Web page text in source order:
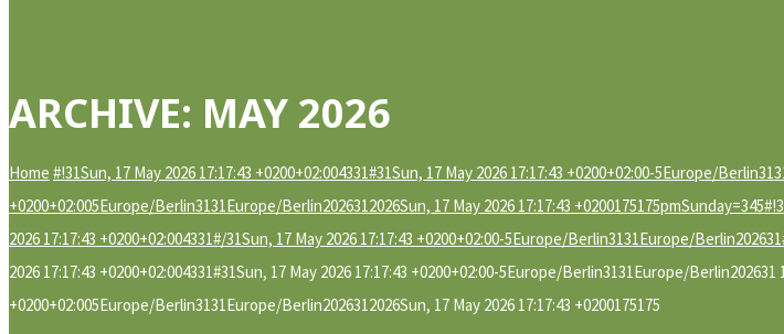
ARCHIVE: MAY 2026
Home #!31Sun, 17 May 2026 17:17:43 +0200+02:004331#31Sun, 17 May 2026 17:17:43 +0200+02:00-5Europe/
+0200+02:005Europe/Berlin3131Europe/Berlin2026312026Sun, 17 May 2026 17:17:43
2026 17:17:43 +0200+02:004331#/31Sun, 17 May 2026 17:17:43 +0200+02:00-5Europe/Berlin3131Europe/
2026 17:17:43 +0200+02:004331#31Sun, 17 May 2026 17:17:43 +0200+02:00-5Europe/Berlin3131Europe/Berlin202631
+0200+02:005Europe/Berlin3131Europe/Berlin2026312026Sun, 17 May 2026 17:17:43 +0200175175